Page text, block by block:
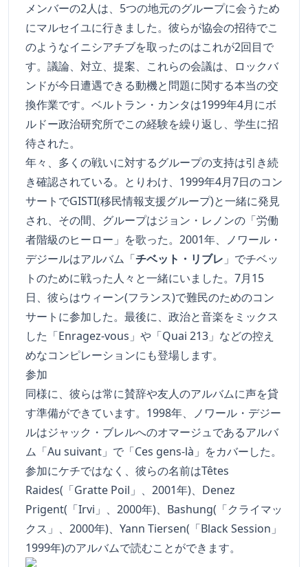
メンバーの2人は、5つの地元のグループに会うため
にマルセイユに行きました。彼らが協会の招待でこ
のようなイニシアチブを取ったのはこれが2回目で
す。議論、対立、提案、これらの会議は、ロックバ
ンドが今日遭遇できる動機と問題に関する本当の交
換作業です。ベルトラン・カンタは1999年4月にボ
ルドー政治研究所でこの経験を繰り返し、学生に招
待された。
年々、多くの戦いに対するグループの支持は引き続
き確認されている。とりわけ、1999年4月7日のコン
サートでGISTI(移民情報支援グループ)と一緒に発見
され、その間、グループはジョン・レノンの「労働
者階級のヒーロー」を歌った。2001年、ノワール・
デジールはアルバム「チベット・リブレ 」でチベッ
トのために戦った人々と一緒にいました。7月15
日、彼らはウィーン(フランス)で難民のためのコン
サートに参加した。最後に、政治と音楽をミックス
した「Enragez-vous」や「Quai 213」などの控え
めなコンピレーションにも登場します。
参加
同様に、彼らは常に賛辞や友人のアルバムに声を貸
す準備ができています。1998年、ノワール・デジー
ルはジャック・ブレルへのオマージュであるアルバ
ム「Au suivant」で「Ces gens-là」をカバーした。
参加にケチではなく、彼らの名前はTêtes
Raides(「Gratte Poil」、2001年)、Denez
Prigent(「Irvi」、2000年)、Bashung(「クライマッ
クス」、2000年)、Yann Tiersen(「Black Session」
1999年)のアルバムで読むことができます。